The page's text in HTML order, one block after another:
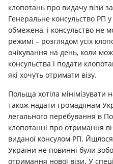
клопотань про видачу візи
Генеральне консульство РП
обмежена, і консульство не
режимі – розглядом усіх
очікування на день, коли
консульства і подати
які хочуть отримати візу.
Польща хотіла мінімізувати
також надати громадянам
легального перебування в
клопотанні про отримання
виданої консулом РП.
України не повинні були
отримання нової візи. У